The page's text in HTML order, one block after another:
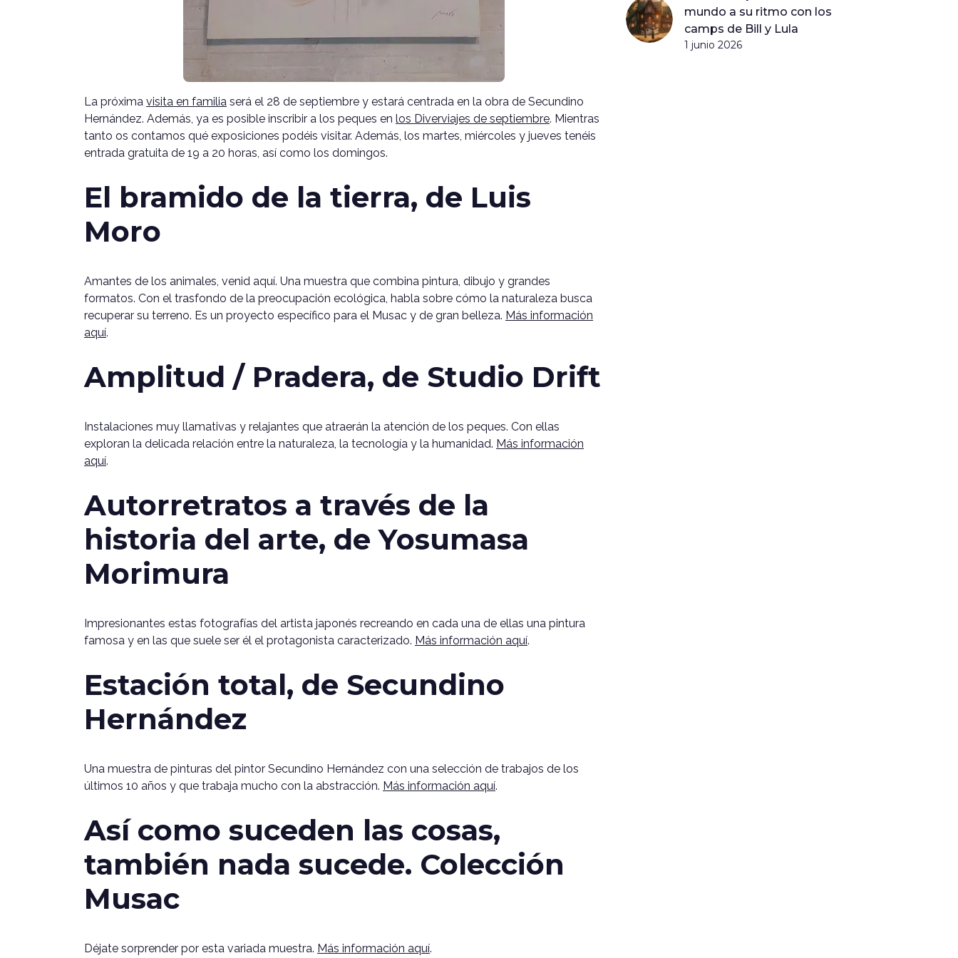
La próxima visita en familia será el 28 de septiembre y estará centrada en la obra de Secundino
Hernández. Además, ya es posible inscribir a los peques en los Diverviajes de septiembre. Mientras
tanto os contamos qué exposiciones podéis visitar. Además, los martes, miércoles y jueves tenéis
entrada gratuita de 19 a 20 horas, así como los domingos.
El bramido de la tierra, de Luis
Moro
Amantes de los animales, venid aquí. Una muestra que combina pintura, dibujo y grandes
formatos. Con el trasfondo de la preocupación ecológica, habla sobre cómo la naturaleza busca
recuperar su terreno. Es un proyecto específico para el Musac y de gran belleza. Más información
aquí.
Amplitud / Pradera, de Studio Drift
Instalaciones muy llamativas y relajantes que atraerán la atención de los peques. Con ellas
exploran la delicada relación entre la naturaleza, la tecnología y la humanidad. Más información
aquí.
Autorretratos a través de la
historia del arte, de Yosumasa
Morimura
Impresionantes estas fotografías del artista japonés recreando en cada una de ellas una pintura
famosa y en las que suele ser él el protagonista caracterizado. Más información aquí.
Estación total, de Secundino
Hernández
Una muestra de pinturas del pintor Secundino Hernández con una selección de trabajos de los
últimos 10 años y que trabaja mucho con la abstracción. Más información aquí.
Así como suceden las cosas,
también nada sucede. Colección
Musac
Déjate sorprender por esta variada muestra. Más información aquí.
mundo a su ritmo con los
camps de Bill y Lula
1 junio 2026